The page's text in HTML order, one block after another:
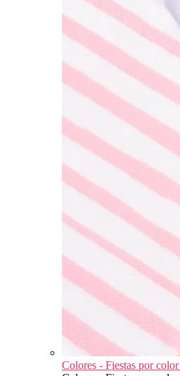
Colores - Fiestas por color